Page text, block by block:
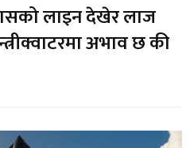
लाइन देखेर लाज
अभाव छ की